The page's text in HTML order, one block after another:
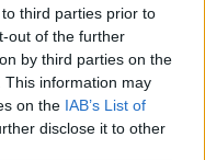
third parties prior to
out of the further
by third parties on the
This information may
on the IAB’s List of
disclose it to other
cu apă.